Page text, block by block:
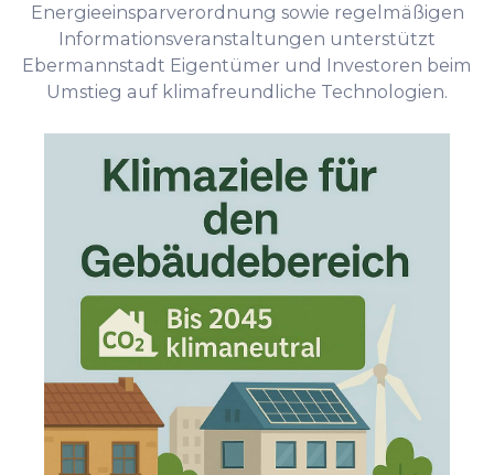
Energieeinsparverordnung sowie regelmäßigen
Informationsveranstaltungen unterstützt
Ebermannstadt Eigentümer und Investoren beim
Umstieg auf klimafreundliche Technologien.